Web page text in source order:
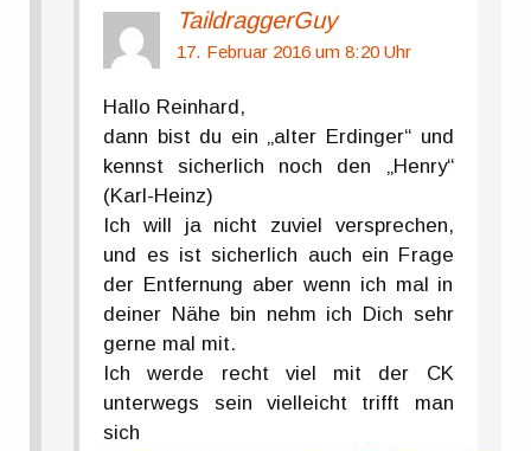
TaildraggerGuy
17. Februar 2016 um 8:20 Uhr
Hallo Reinhard,
dann bist du ein „alter Erdinger“ und
kennst sicherlich noch den „Henry“
(Karl-Heinz)
Ich will ja nicht zuviel versprechen,
und es ist sicherlich auch ein Frage
der Entfernung aber wenn ich mal in
deiner Nähe bin nehm ich Dich sehr
gerne mal mit.
Ich werde recht viel mit der CK
unterwegs sein vielleicht trifft man
sich